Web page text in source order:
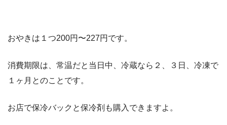
おやきは１つ200円〜227円です。
消費期限は、常温だと当日中、冷蔵なら２、３日、冷凍で
１ヶ月とのことです。
お店で保冷バックと保冷剤も購入できますよ。